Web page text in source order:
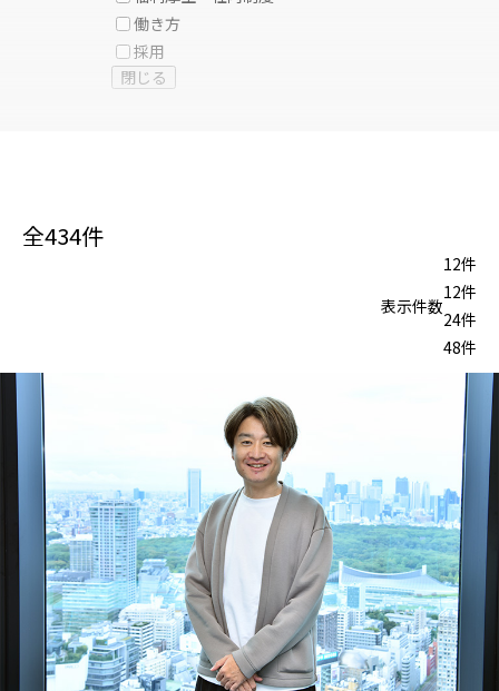
働き方
採用
閉じる
全434件
表示件数
12件
12件
24件
48件